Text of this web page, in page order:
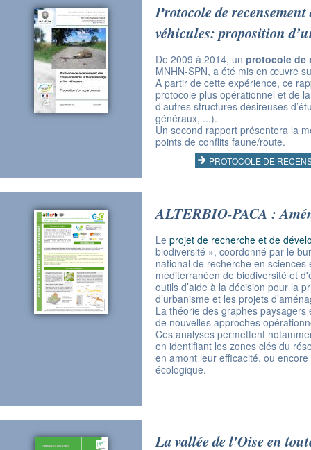
Protocole de
véhicules: proposition
De 2009 à 2014, un protocole de
MNHN-SPN, a été mis en œuvre
A partir de cette expérience, ce
protocole plus opérationnel et de
d’autres structures désireuses
généraux, ...).
Un second rapport présentera la
points de conflits faune/route.
PROTOCOLE DE
ALTERBIO-PACA :
Le projet de recherche et de
biodiversité », coordonné par le
national de recherche en
méditerranéen de biodiversité et
outils d’aide à la décision pour la
d’urbanisme et les projets
La théorie des graphes paysagers
de nouvelles approches
Ces analyses permettent
en identifiant les zones clés du
en amont leur efficacité, ou
écologique.
La vallée de l'Oise en